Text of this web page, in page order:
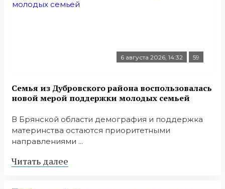
6 августа 2026, 14:32 59
Семья из Дубровского района воспользовалась
новой мерой поддержки молодых семьей
В Брянской области демография и поддержка
материнства остаются приоритетными
направлениями ...
Читать далее